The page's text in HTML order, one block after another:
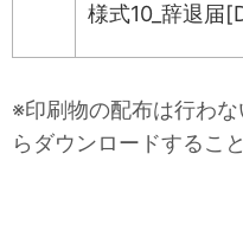
様式10_辞退届
※印刷物の配布は行わ
らダウンロードすること